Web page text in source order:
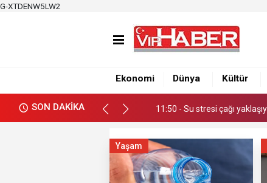
G-XTDENW5LW2
Ekonomi Dünya Kültür
SON DAKİKA
12:39 - Büyükşehirden
11:50 - Su stresi çağı
12:39 - Büyükşehirden
Yaşam